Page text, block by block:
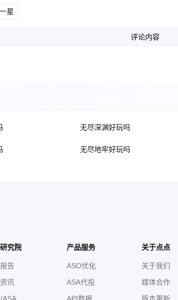
一星
评论内容
无尽深渊好玩吗
无尽地牢好玩吗
究院
告
讯
产品服务
ASO优化
ASA代投
关于点点
关于我们
媒体合作